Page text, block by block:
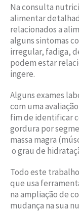
Na consulta
alimentar
relacionados a
alguns sintomas
irregular, fadiga,
podem estar
ingere.
Alguns exames
com uma
fim de identificar
gordura por
massa magra
o grau de
Todo este
que usa
na ampliação de
mudança na sua